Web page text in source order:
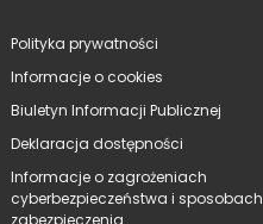
Polityka prywatności
Informacje o cookies
Biuletyn Informacji Publicznej
Deklaracja dostępności
Informacje o zagrożeniach
cyberbezpieczeństwa i sposobach